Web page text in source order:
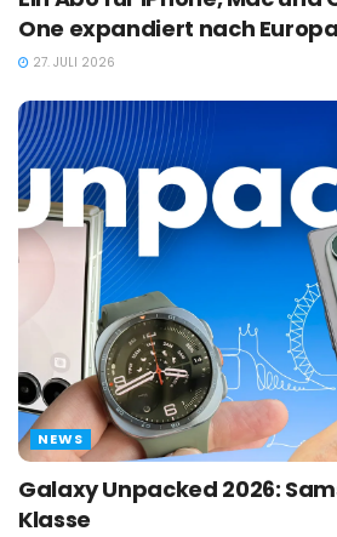
One expandiert nach Europa
27. JULI 2026
NEWS
Galaxy Unpacked 2026:
Klasse